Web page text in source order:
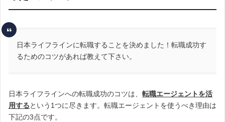
日本ライフラインに転職することを決めました！転職成功す
るためのコツがあれば教えて下さい。
日本ライフラインへの転職成功のコツは、 転職エージェントを活
用するという1つに尽きます。転職エージェントを使うべき理由は
下記の3点です。